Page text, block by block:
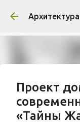
К
Проект
«Тайны